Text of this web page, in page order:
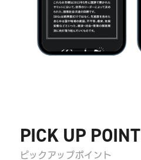
PICK UP POINT
ピックアップポイント